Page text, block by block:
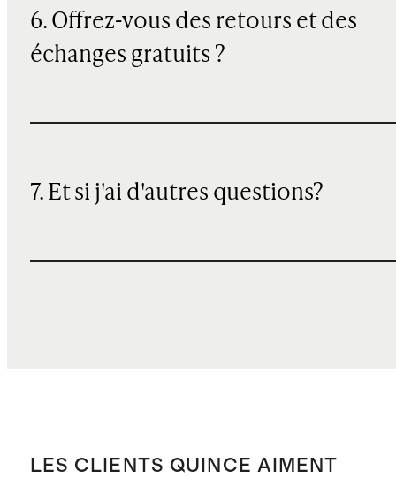
6. Offrez-vous des retours et des
échanges gratuits ?
7. Et si j'ai d'autres questions?
LES CLIENTS QUINCE AIMENT